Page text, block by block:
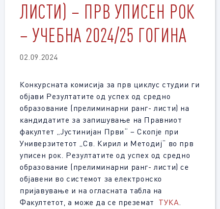
ЛИСТИ) – ПРВ УПИСЕН РОК
– УЧЕБНА 2024/25 ГОГИНА
02.09.2024
Конкурсната комисија за прв циклус студии ги
објави Резултатите од успех од средно
образование (прелиминарни ранг- листи) на
кандидатите за запишување на Правниот
факултет „Јустинијан Први“ – Скопје при
Универзитетот „Св. Кирил и Методиј“ во прв
уписен рок. Резултатите од успех од средно
образование (прелиминарни ранг- листи) се
објавени во системот за електронско
пријавување и на огласната табла на
Факултетот, а може да се преземат ТУКА.